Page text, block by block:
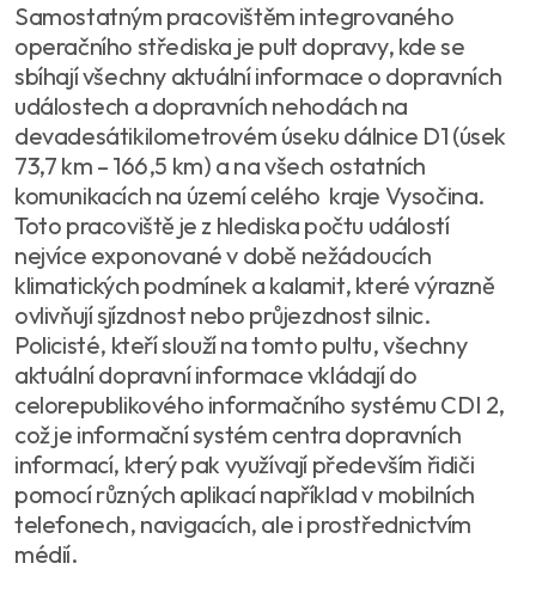
Samostatným pracovištěm integrovaného
operačního střediska je pult dopravy, kde se
sbíhají všechny aktuální informace o dopravních
událostech a dopravních nehodách na
devadesátikilometrovém úseku dálnice D1 (úsek
73,7 km – 166,5 km) a na všech ostatních
komunikacích na území celého kraje Vysočina.
Toto pracoviště je z hlediska počtu událostí
nejvíce exponované v době nežádoucích
klimatických podmínek a kalamit, které výrazně
ovlivňují sjízdnost nebo průjezdnost silnic.
Policisté, kteří slouží na tomto pultu, všechny
aktuální dopravní informace vkládají do
celorepublikového informačního systému CDI 2,
což je informační systém centra dopravních
informací, který pak využívají především řidiči
pomocí různých aplikací například v mobilních
telefonech, navigacích, ale i prostřednictvím
médií.